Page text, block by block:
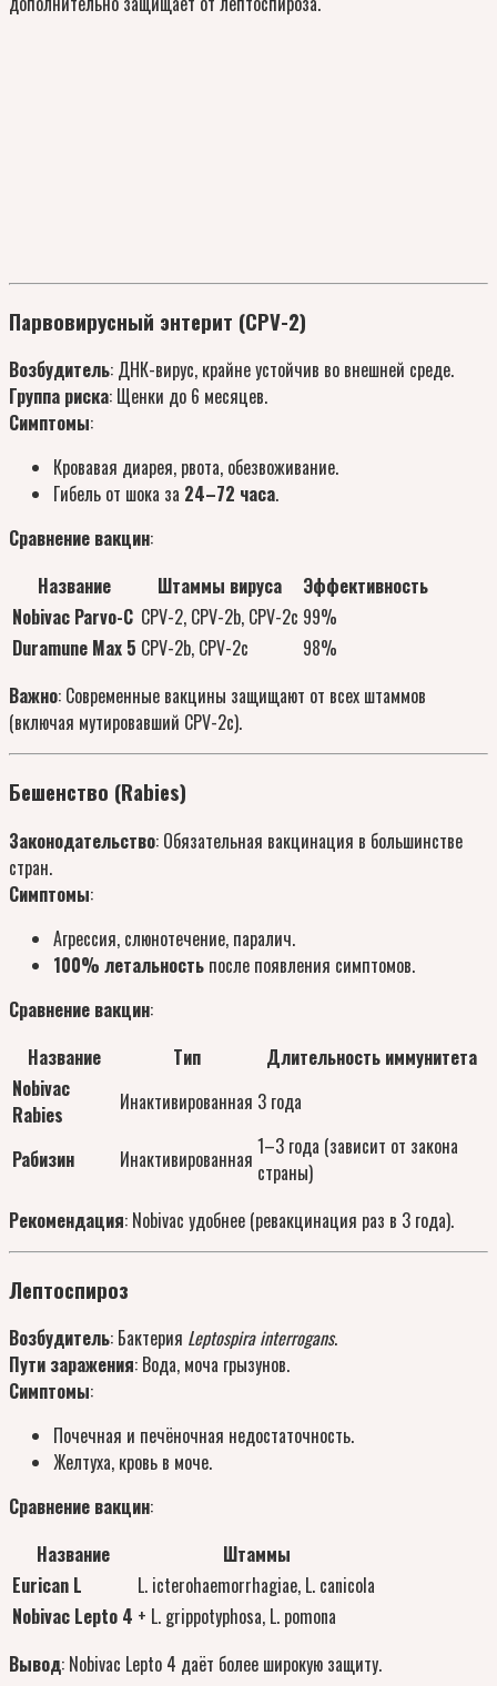
Парвовирусный энтерит (CPV-2)
Возбудитель: ДНК-вирус, крайне устойчив во внешней среде.
Группа риска: Щенки до 6 месяцев.
Симптомы:
Кровавая диарея, рвота, обезвоживание.
Гибель от шока за 24–72 часа.
Сравнение вакцин:
Название
Штаммы вируса
Эффективность
Nobivac Parvo-C CPV-2, CPV-2b, CPV-2c 99%
Duramune Max 5 CPV-2b, CPV-2c
98%
Важно: Современные вакцины защищают от всех штаммов
(включая мутировавший CPV-2c).
Бешенство (Rabies)
Законодательство: Обязательная вакцинация в большинстве
стран.
Симптомы:
Агрессия, слюнотечение, паралич.
100% летальность после появления симптомов.
Сравнение вакцин:
Название
Тип
Длительность иммунитета
Nobivac
Rabies
Инактивированная 3 года
Рабизин Инактивированная 1–3 года (зависит от закона
страны)
Рекомендация: Nobivac удобнее (ревакцинация раз в 3 года).
Лептоспироз
Возбудитель: Бактерия Leptospira interrogans.
Пути заражения: Вода, моча грызунов.
Симптомы:
Почечная и печёночная недостаточность.
Желтуха, кровь в моче.
Сравнение вакцин:
Название
Штаммы
Eurican L
L. icterohaemorrhagiae, L. canicola
Nobivac Lepto 4 + L. grippotyphosa, L. pomona
Вывод: Nobivac Lepto 4 даёт более широкую защиту.